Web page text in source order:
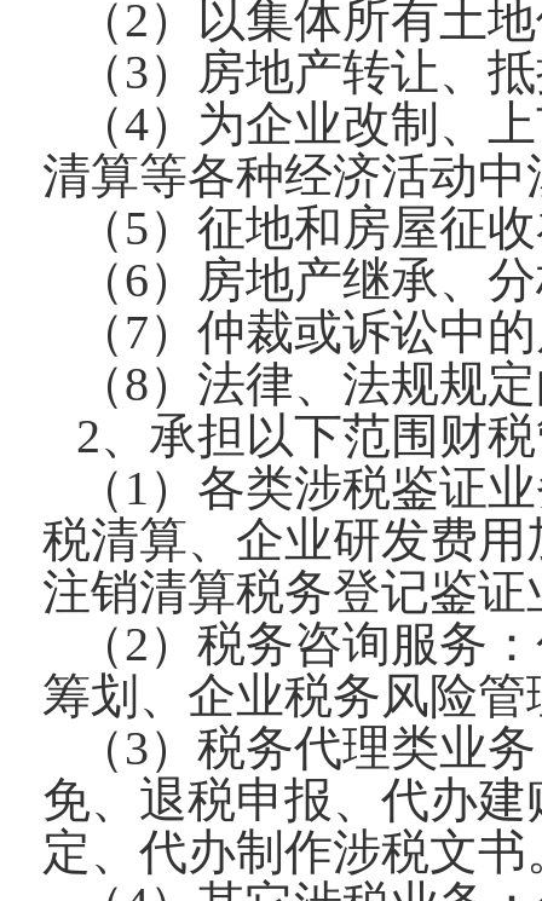
（2）以集体所有土
（3）房地产转让、
（4）为企业改制、
清算等各种经济活动
（5）征地和房屋征
（6）房地产继承、
（7）仲裁或诉讼中
（8）法律、法规规
2、承担以下范围财
（1）各类涉税鉴证
税清算、企业研发费
注销清算税务登记鉴证
（2）税务咨询服务
筹划、企业税务风险
（3）税务代理类业
免、退税申报、代办
定、代办制作涉税文书